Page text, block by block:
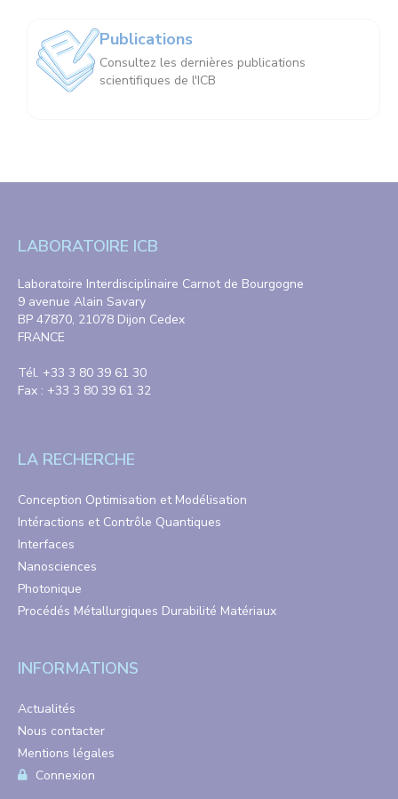
Publications
Consultez les dernières publications
scientifiques de l'ICB
LABORATOIRE ICB
Laboratoire Interdisciplinaire Carnot de Bourgogne
9 avenue Alain Savary
BP 47870, 21078 Dijon Cedex
FRANCE
Tél. +33 3 80 39 61 30
Fax : +33 3 80 39 61 32
LA RECHERCHE
Conception Optimisation et Modélisation
Intéractions et Contrôle Quantiques
Interfaces
Nanosciences
Photonique
Procédés Métallurgiques Durabilité Matériaux
INFORMATIONS
Actualités
Nous contacter
Mentions légales
Connexion